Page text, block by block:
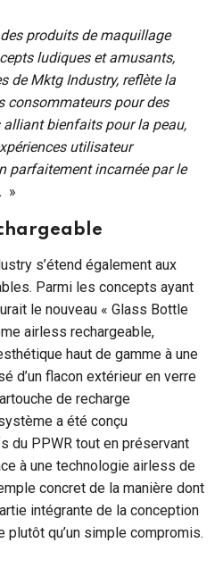
produits de maquillage
ludiques et amusants,
de Mktg Industry, reflète la
consommateurs pour des
bienfaits pour la peau,
utilisateur
parfaitement incarnée par le
»
s’étend également aux
Parmi les concepts ayant
le nouveau « Glass Bottle
airless rechargeable,
haut de gamme à une
d’un flacon extérieur en verre
de recharge
a été conçu
du PPWR tout en préservant
à une technologie airless de
concret de la manière dont
intégrante de la conception
plutôt qu’un simple compromis.